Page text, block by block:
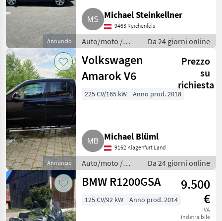
Annuncio
Michael Steinkellner
9463 Reichenfels
Auto/moto /
Berline
Da 24 giorni online
Annuncio
Volkswagen
Amarok V6
Prezzo
su
richiesta
225 CV/165 kW Anno prod. 2018
Michael Blüml
9162 Klagenfurt Land
Auto/moto /
Berline
Da 24 giorni online
BMW R1200GSA
9.500
€
IVA
indetraibile
125 CV/92 kW Anno prod. 2014